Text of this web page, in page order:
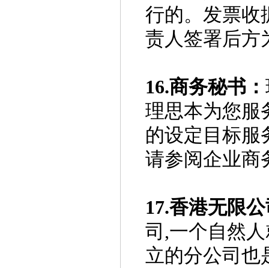
行的。发票收
责人签署后方
16.商务秘书：
理思本为您服
的设定目标服
请参阅企业商
17.香港无限
司,一个自然
立的分公司也